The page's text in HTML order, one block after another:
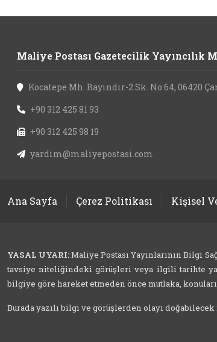
Maliye Postası Gazetecilik Yayıncılık
Kocatepe Mh. Bayındır-2 Sk. No:64, 06420
+90 312 425 81 93
+90 312 425 98 19
yardim@maliyepostasi.com
Ana Sayfa Çerez Politikası Kişisel
YASAL UYARI:Maliye Postası Yayınlarının Bilgi
tavsiye niteliğindeki görüşleri veya ilgili tarihte
bilgiye göre hareket etmeden önce mutlaka,
Burada yazılı bilgi ve görüşlerden olayı